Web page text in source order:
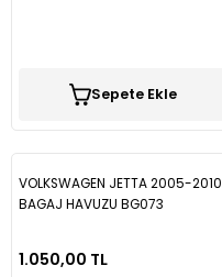
Sepete Ekle
VOLKSWAGEN JETTA 2005-2010
BAGAJ HAVUZU BG073
1.050,00 TL